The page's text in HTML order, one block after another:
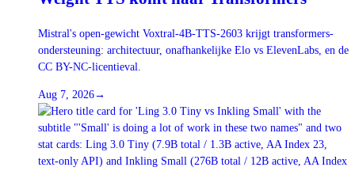
Mistral's open-gewicht Voxtral-4B-TTS-2603 krijgt transformers-
ondersteuning: architectuur, onafhankelijke Elo vs ElevenLabs, en de
CC BY-NC-licentieval.
Aug 7, 2026→